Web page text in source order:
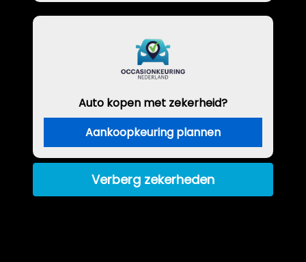
Auto kopen met zekerheid?
Aankoopkeuring plannen
Verberg zekerheden